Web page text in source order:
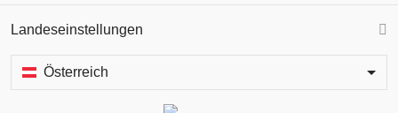
Landeseinstellungen
Österreich